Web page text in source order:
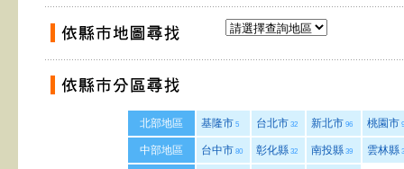
北部地區 基隆市 5 台北市 32 新北市 96 桃園市
中部地區 台中市 80 彰化縣 32 南投縣 39 雲林縣